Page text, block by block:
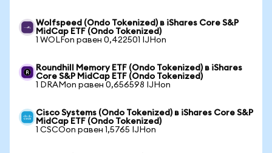
Wolfspeed (Ondo Tokenized) в iShares Core S&P
MidCap ETF (Ondo Tokenized)
1 WOLFon равен 0,422501 IJHon
Roundhill Memory ETF (Ondo Tokenized) в iShares
Core S&P MidCap ETF (Ondo Tokenized)
1 DRAMon равен 0,656598 IJHon
Cisco Systems (Ondo Tokenized) в iShares Core S&P
MidCap ETF (Ondo Tokenized)
1 CSCOon равен 1,5765 IJHon